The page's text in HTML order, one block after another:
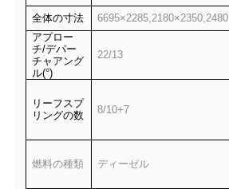
全体の寸法 6695×2285,2180×2350,2480
アプロー
チ/デパー
チャアング
ル(°)
22/13
リーフスプ
リングの数
8/10+7
燃料の種類 ディーゼル